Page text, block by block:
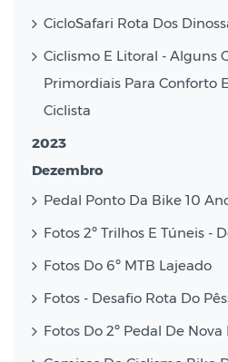
CicloSafari Rota Dos
Ciclismo E Litoral - Alguns
Primordiais Para Conforto
Ciclista
2023
Dezembro
Pedal Ponto Da Bike 10
Fotos 2º Trilhos E Túneis -
Fotos Do 6º MTB Lajeado
Fotos - Desafio Rota Do
Fotos Do 2º Pedal De